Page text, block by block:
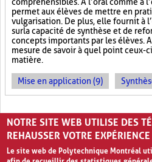
permet aux élèves de mettre en
vulgarisation. De plus, elle fournit à
sur la capacité de synthèse et de
concepts importants par les élèves.
mesure de savoir à quel point ceux-
matière.
Mise en application (9)
PAGES
1 2 3 › »
NOTRE SITE WEB UTILISE DES
REHAUSSER VOTRE
Le site web de Polytechnique Montréal